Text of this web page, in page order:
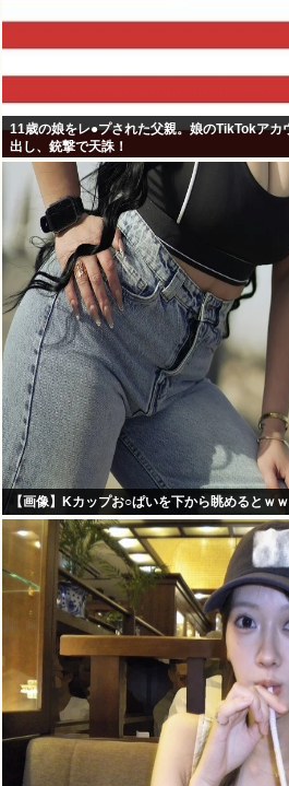
11歳の娘をレ●プされた父親。娘のTikTokアカ
出し、銃撃で天誅！
【画像】Kカップお○ぱいを下から眺めるとｗ